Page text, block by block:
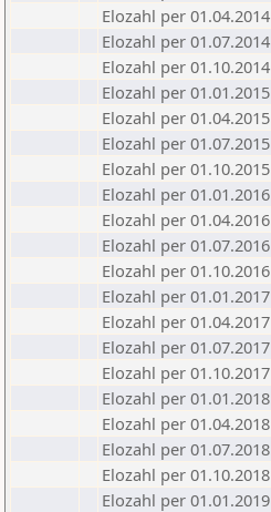
Elozahl per 01.04.2014
Elozahl per 01.07.2014
Elozahl per 01.10.2014
Elozahl per 01.01.2015
Elozahl per 01.04.2015
Elozahl per 01.07.2015
Elozahl per 01.10.2015
Elozahl per 01.01.2016
Elozahl per 01.04.2016
Elozahl per 01.07.2016
Elozahl per 01.10.2016
Elozahl per 01.01.2017
Elozahl per 01.04.2017
Elozahl per 01.07.2017
Elozahl per 01.10.2017
Elozahl per 01.01.2018
Elozahl per 01.04.2018
Elozahl per 01.07.2018
Elozahl per 01.10.2018
Elozahl per 01.01.2019